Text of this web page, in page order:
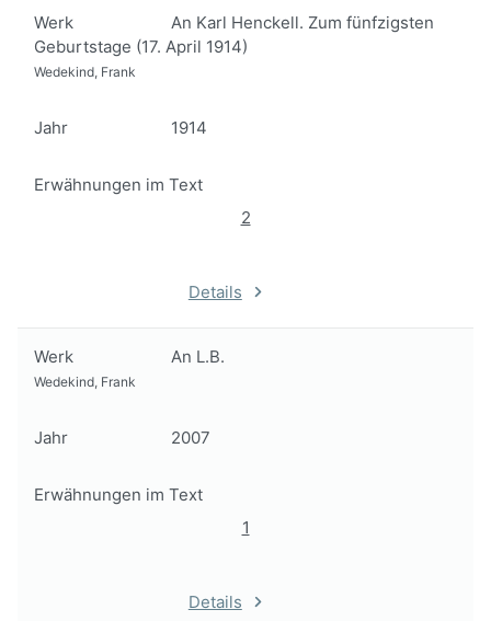
Werk
An Karl Henckell. Zum fünfzigsten
Geburtstage (17. April 1914)
Wedekind, Frank
Jahr 1914
Erwähnungen im Text
2
Details
Werk An L.B.
Wedekind, Frank
Jahr 2007
Erwähnungen im Text
1
Details